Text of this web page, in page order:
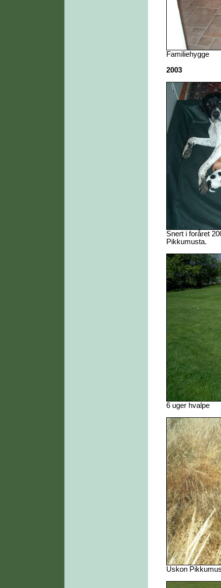
Familiehygge
2003
Snert i foråret
Pikkumusta.
6 uger hvalpe
Uskon